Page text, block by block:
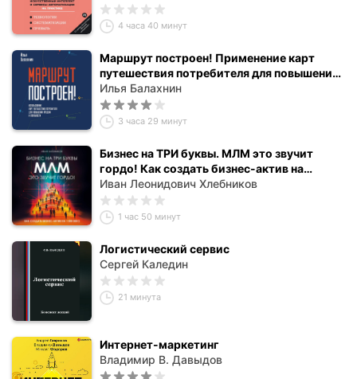
4 часа 40 минут
Маршрут построен! Применение карт
путешествия потребителя для повышения
продаж и лояльности
Илья Балахнин
3 часа 29 минут
Бизнес на ТРИ буквы. МЛМ это звучит
гордо! Как создать бизнес-актив на
$1.000.000
Иван Леонидович Хлебников
1 час 50 минут
Логистический сервис
Сергей Каледин
21 минута
Интернет-маркетинг
Владимир В. Давыдов